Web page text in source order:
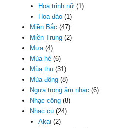
Hoa trinh nữ(1)
Hoa đào(1)
Miền Bắc (47)
Miền Trung (2)
Mưa(4)
Mùa hè (6)
Mùa thu (31)
Mùa đông (8)
Ngựa trong âm nhạc (6)
Nhạc công (8)
Nhạc cụ (24)
Akai (2)